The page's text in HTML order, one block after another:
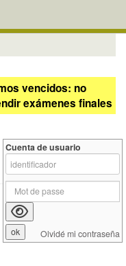
vencidos: no
exámenes finales
Cuenta de usuario
Olvidé mi contraseña